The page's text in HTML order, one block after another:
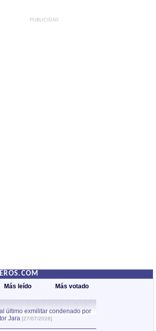
PUBLICIDAD
Más leído Más votado
último exmilitar condenado por
Jara [27/07/2026]